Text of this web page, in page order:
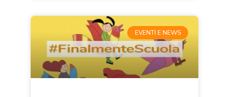
EVENTI E NEWS